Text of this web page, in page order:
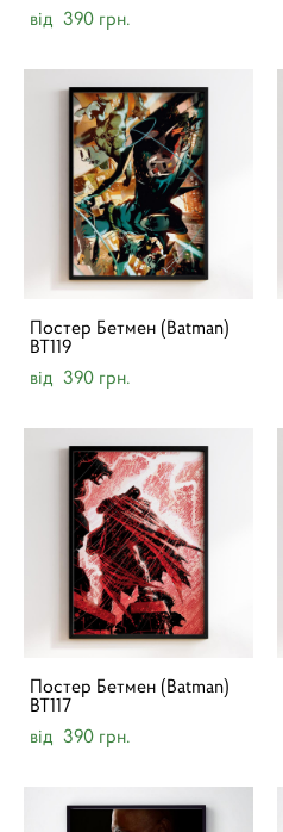
від 390 грн.
Постер Бетмен (Batman)
BT119
від 390 грн.
Постер Бетмен (Batman)
BT117
від 390 грн.